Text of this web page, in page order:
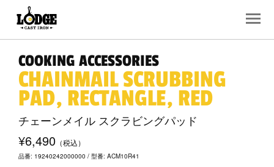
COOKING ACCESSORIES
CHAINMAIL SCRUBBING
PAD, RECTANGLE, RED
チェーンメイル スクラビングパッド
¥6,490 （税込）
品番: 19240242000000 / 型番: ACM10R41